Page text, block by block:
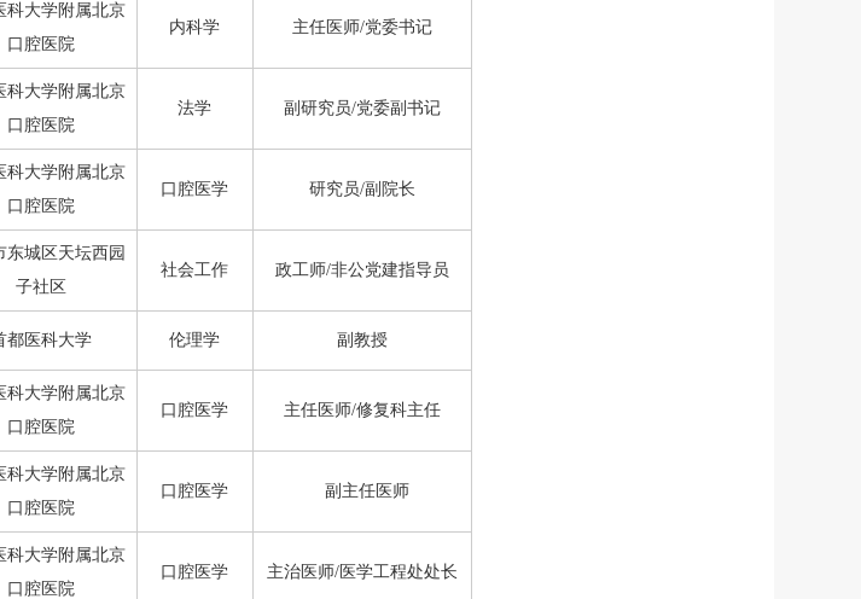
科大学附属北京
口腔医院
内科学 主任医师/党委书记
科大学附属北京
口腔医院
法学 副研究员/党委副书记
科大学附属北京
口腔医院
口腔医学 研究员/副院长
东城区天坛西园
子社区
社会工作 政工师/非公党建指导员
都医科大学 伦理学 副教授
科大学附属北京
口腔医院
口腔医学 主任医师/修复科主任
科大学附属北京
口腔医院
口腔医学 副主任医师
科大学附属北京
口腔医院
口腔医学 主治医师/医学工程处处长